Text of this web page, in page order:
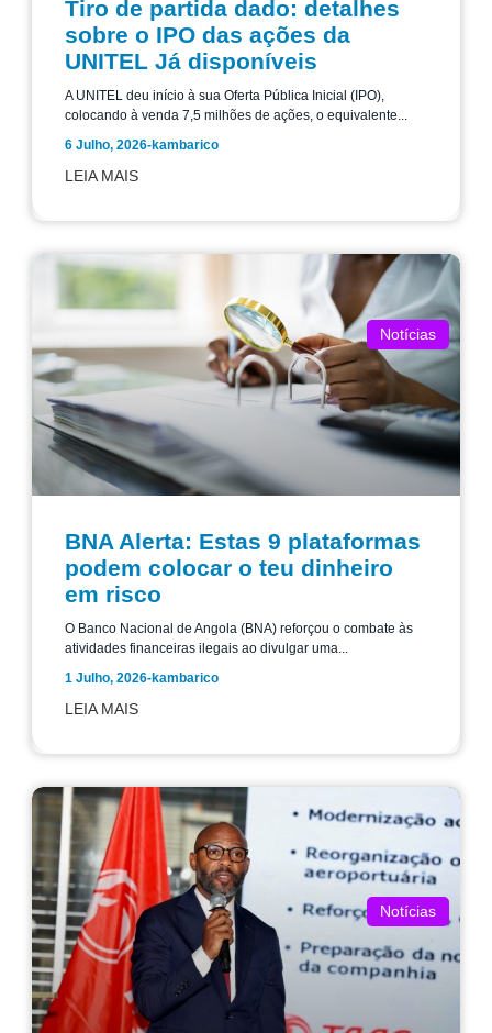
Tiro de partida dado: detalhes
sobre o IPO das ações da
UNITEL Já disponíveis
A UNITEL deu início à sua Oferta Pública Inicial (IPO),
colocando à venda 7,5 milhões de ações, o equivalente...
6 Julho, 2026-kambarico
LEIA MAIS
Notícias
BNA Alerta: Estas 9 plataformas
podem colocar o teu dinheiro
em risco
O Banco Nacional de Angola (BNA) reforçou o combate às
atividades financeiras ilegais ao divulgar uma...
1 Julho, 2026-kambarico
LEIA MAIS
Notícias